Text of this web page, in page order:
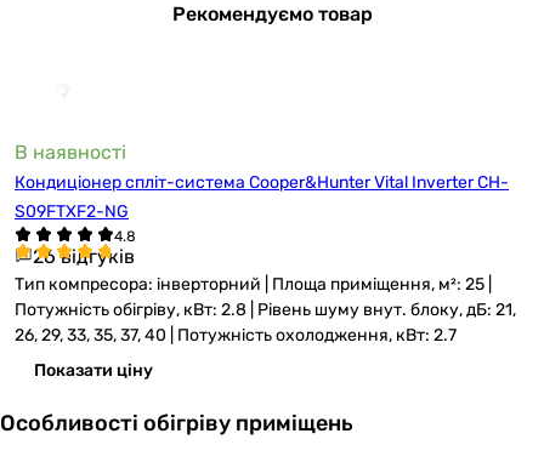
Рекомендуємо товар
В наявності
Кондиціонер спліт-система Cooper&Hunter Vital Inverter CH-
S09FTXF2-NG
26 відгуків
Тип компресора: інверторний | Площа приміщення, м²: 25 |
Потужність обігріву, кВт: 2.8 | Рівень шуму внут. блоку, дБ: 21,
26, 29, 33, 35, 37, 40 | Потужність охолодження, кВт: 2.7
Показати ціну
Особливості обігріву приміщень